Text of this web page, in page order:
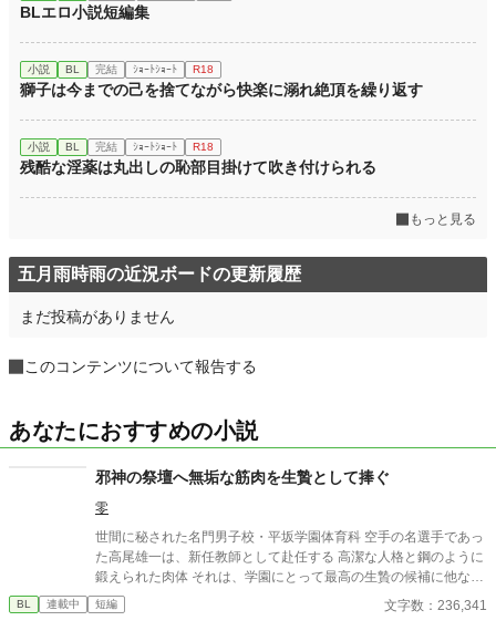
BLエロ小説短編集
小説 BL 完結 ｼｮｰﾄｼｮｰﾄ R18
獅子は今までの己を捨てながら快楽に溺れ絶頂を繰り返す
小説 BL 完結 ｼｮｰﾄｼｮｰﾄ R18
残酷な淫薬は丸出しの恥部目掛けて吹き付けられる
もっと見る
五月雨時雨の近況ボードの更新履歴
まだ投稿がありません
このコンテンツについて報告する
あなたにおすすめの小説
邪神の祭壇へ無垢な筋肉を生贄として捧ぐ
零
世間に秘された名門男子校・平坂学園体育科 空手の名選手であっ
た高尾雄一は、新任教師として赴任する 高潔な人格と鋼のように
鍛えられた肉体 それは、学園にとって最高の生贄の候補に他なら
なかった 至高の筋肉を持つ、精神を削られ意志をなくした青年を
太古の神に捧げるため、“水”、“風”、“土”の信奉者達が暗躍する 意
BL 連載中 短編 文字数：236,341